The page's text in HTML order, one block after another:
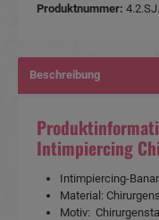
Produktnummer:
Beschreibung
Intimpiercing
Intimpiercing-
Material:
Motiv: